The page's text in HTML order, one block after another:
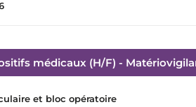
médicaux (H/F) -
et bloc opératoire